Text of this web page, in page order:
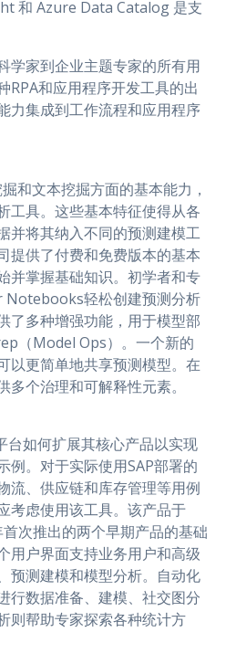
和 Azure Data Catalog 是支
学家到企业主题专家的所有用
RPA和应用程序开发工具的出
力集成到工作流程和应用程序
和文本挖掘方面的基本能力，
工具。这些基本特征使得从各
并将其纳入不同的预测建模工
提供了付费和免费版本的基本
并掌握基础知识。初学者和专
Notebooks轻松创建预测分析
了多种增强功能，用于模型部
（Model Ops）。一个新的
以更简单地共享预测模型。在
个治理和可解释性元素。
台如何扩展其核心产品以实现
例。对于实际使用SAP部署的
流、供应链和库存管理等用例
考虑使用该工具。该产品于
次推出的两个早期产品的基础
用户界面支持业务用户和高级
预测建模和模型分析。自动化
行数据准备、建模、社交图分
则帮助专家探索各种统计方